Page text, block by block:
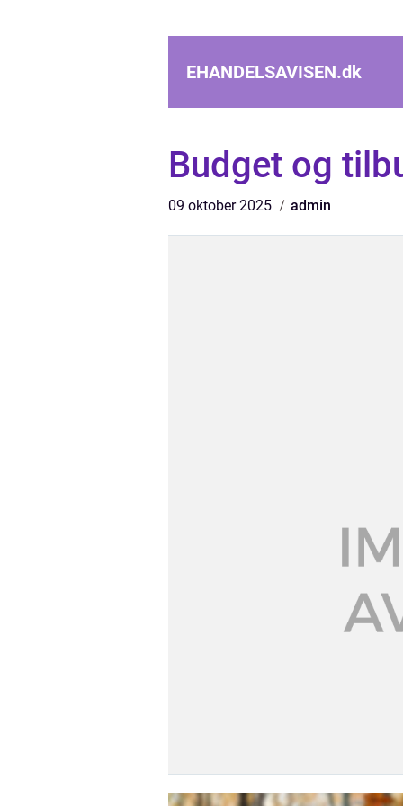
EHANDELSAVISEN.dk
Budget og
09 oktober 2025 admin